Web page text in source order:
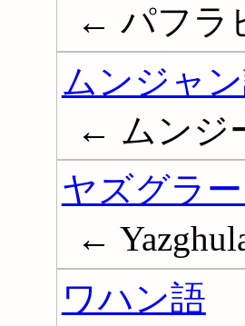
← パフラ
ムンジャ
← ムンジ
ヤズグラ
←
ワハン語